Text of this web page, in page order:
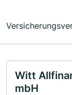
Witt
mbH